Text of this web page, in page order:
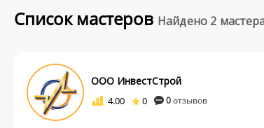
Список мастеров Найдено 2
ООО ИнвестСтрой
4.00 0 0отзывов